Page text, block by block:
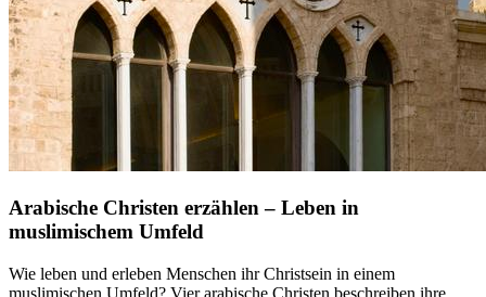
Arabische Christen erzählen – Leben in
muslimischem Umfeld
Wie leben und erleben Menschen ihr Christsein in einem
muslimischen Umfeld? Vier arabische Christen beschreiben ihre